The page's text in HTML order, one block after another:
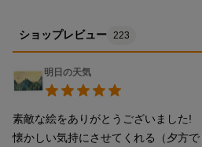
ショップレビュー 223
明日の天気
素敵な絵をありがとうございました!
懐かしい気持にさせてくれる（夕方で